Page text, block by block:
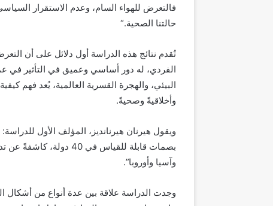
فالتعرض للهواء السام، وعدم الاستقرار
حالتنا الصحية.“
تُقدم نتائج هذه الدراسة أول دلائل على أن
الفردي، له دور أساسي وعميق في التأثير في
البيئي، والهجرة القسرية العالمية، يُعد فهم
وأخلاقيةً وصحيةً.
ويقول هيرنان هيرنانديز ، المؤلف الأول للدراسة:
بصمات قابلة للقياس في
وآسيا وأوروبا”.
وجدت الدراسة علاقة بين عدة أنواع من أشكال